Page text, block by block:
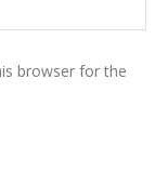
browser for the